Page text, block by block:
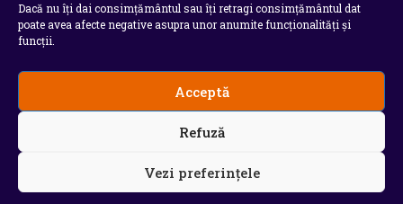
Dacă nu îți dai consimțământul sau îți retragi consimțământul dat
poate avea afecte negative asupra unor anumite funcționalități și
funcții.
Acceptă
Refuză
Vezi preferințele
psiholog
Serial Situatia Covid 19 Dambovita
Situație Covid-19
Universitatea Valahia
Copyright 2026 - Chindia Media
Utilizatorii pot descarca si tipari continut de pe acest
INTERZISE copierea, reproducerea, recompilarea,
decompilarea, distribuirea, publicarea, afisarea,
modificarea, crearea de produse sau servicii complete